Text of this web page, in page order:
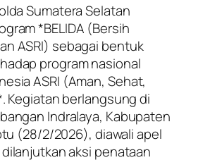
Sumatera Selatan
*BELIDA (Bersih
ASRI) sebagai bentuk
program nasional
ASRI (Aman, Sehat,
Kegiatan berlangsung di
Indralaya, Kabupaten
(28/2/2026), diawali apel
aksi penataan